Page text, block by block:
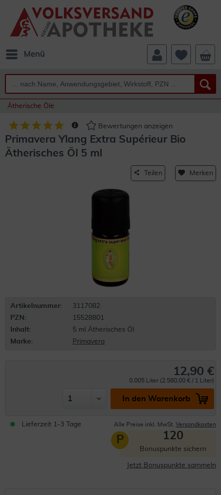
Menü
Ätherische Öle
Bewertungen anzeigen
Primavera Ylang Extra Supérieur Bio
Ätherisches Öl 5 ml
Teilen Merken
Artikelnummer:
3117082
PZN:
15528801
Inhalt:
5 ml Ätherisches Öl
Marke:
Primavera
12,90 €
0.005 Liter (2.580,00 € / 1 Liter)
In den Warenkorb
Lieferzeit 1-3 Tage Alle Preise inkl. MwSt. Versandkosten
P 120
Bonuspunkte sichern
Jetzt Bonuspunkte sammeln